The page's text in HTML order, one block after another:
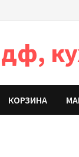
КОРЗИНА